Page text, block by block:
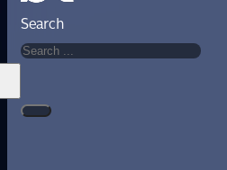
Search